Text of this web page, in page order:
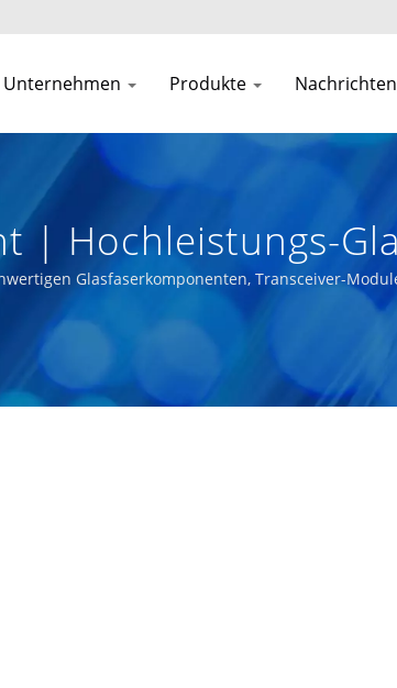
Unternehmen Produkte Nachrichten
| Hochleistungs-
Netzwerke
Glasfaserkomponenten, Transceiver-
Menschen zu bringen.